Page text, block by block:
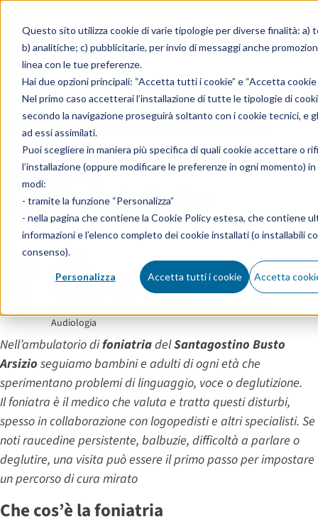
Questo sito utilizza cookie di varie tipologie per diverse finalità: a)
b) analitiche; c) pubblicitarie, per invio di messaggi anche
linea con le tue preferenze.
Hai due opzioni principali: “Accetta tutti i cookie” e “Accetta
Nel primo caso accetterai l’installazione di tutte le tipologie di
secondo la navigazione proseguirà soltanto con i cookie tecnici, e
ad essi assimilati.
Puoi scegliere in maniera più specifica di quali cookie accettare o
l’installazione (oppure modificare le preferenze in ogni momento)
modi:
- tramite la funzione “Personalizza”
- nella pagina che contiene la Cookie Policy estesa, che contiene
informazioni e l’elenco completo dei cookie installati (o installabili
consenso).
Personalizza Accetta tutti i cookie Accetta
Foniatria
I nostri foniatri e le nostre foniatre
Marta
Specialista in Otorinolaringoiatria
Michele
(748)
Audiologia
Nell’ambulatorio difoniatriadelSantagostino Busto
Arsizio seguiamo bambini e adulti di ogni età che
sperimentano problemi di linguaggio, voce o deglutizione.
Il foniatra è il medico che valuta e tratta questi disturbi,
spesso in collaborazione con logopedisti e altri specialisti. Se
noti raucedine persistente, balbuzie, difficoltà a parlare o
deglutire, una visita può essere il primo passo per impostare
un percorso di cura mirato
Che cos’è la foniatria